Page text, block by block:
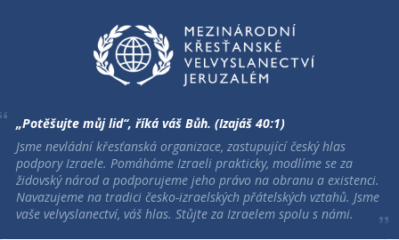
„Potěšujte můj lid“, říká váš Bůh. (Izajáš 40:1)
Jsme nevládní křesťanská organizace, zastupující český hlas
podpory Izraele. Pomáháme Izraeli prakticky, modlíme se za
židovský národ a podporujeme jeho právo na obranu a existenci.
Navazujeme na tradici česko-izraelských přátelských vztahů. Jsme
vaše velvyslanectví, váš hlas. Stůjte za Izraelem spolu s námi.